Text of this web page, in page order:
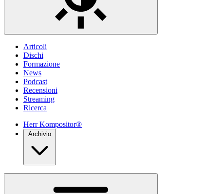
Articoli
Dischi
Formazione
News
Podcast
Recensioni
Streaming
Ricerca
Herr Kompositor®
Archivio